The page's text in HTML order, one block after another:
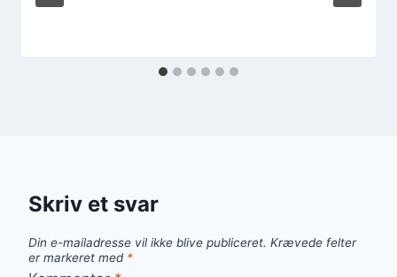
Skriv et svar
Din e-mailadresse vil ikke blive publiceret. Krævede felter
er markeret med *